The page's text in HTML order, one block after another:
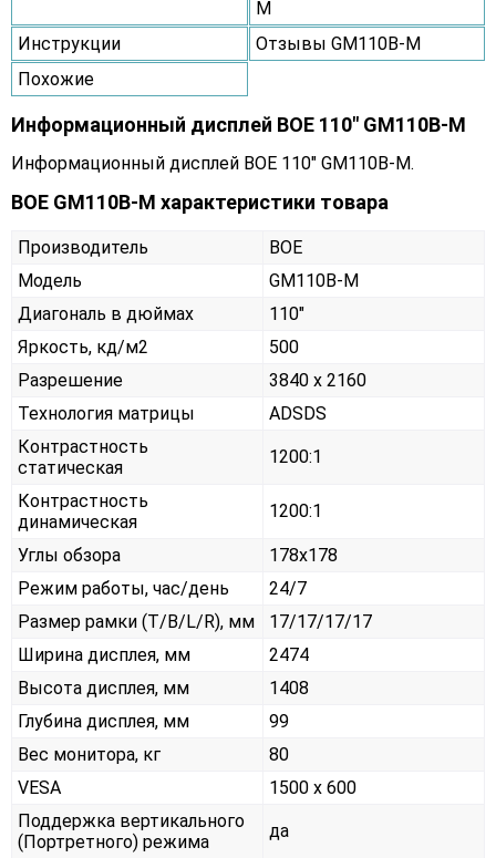
M
Инструкции
Отзывы GM110B-M
Похожие
Информационный дисплей BOE 110" GM110B-M
Информационный дисплей BOE 110" GM110B-M.
BOE GM110B-M характеристики товара
Производитель
BOE
Модель
GM110B-M
Диагональ в дюймах
110"
Яркость, кд/м2
500
Разрешение
3840 x 2160
Технология матрицы
ADSDS
Контрастность
статическая
1200:1
Контрастность
динамическая
1200:1
Углы обзора
178x178
Режим работы, час/день
24/7
Размер рамки (T/B/L/R), мм
17/17/17/17
Ширина дисплея, мм
2474
Высота дисплея, мм
1408
Глубина дисплея, мм
99
Вес монитора, кг
80
VESA
1500 x 600
Поддержка вертикального
(Портретного) режима
да